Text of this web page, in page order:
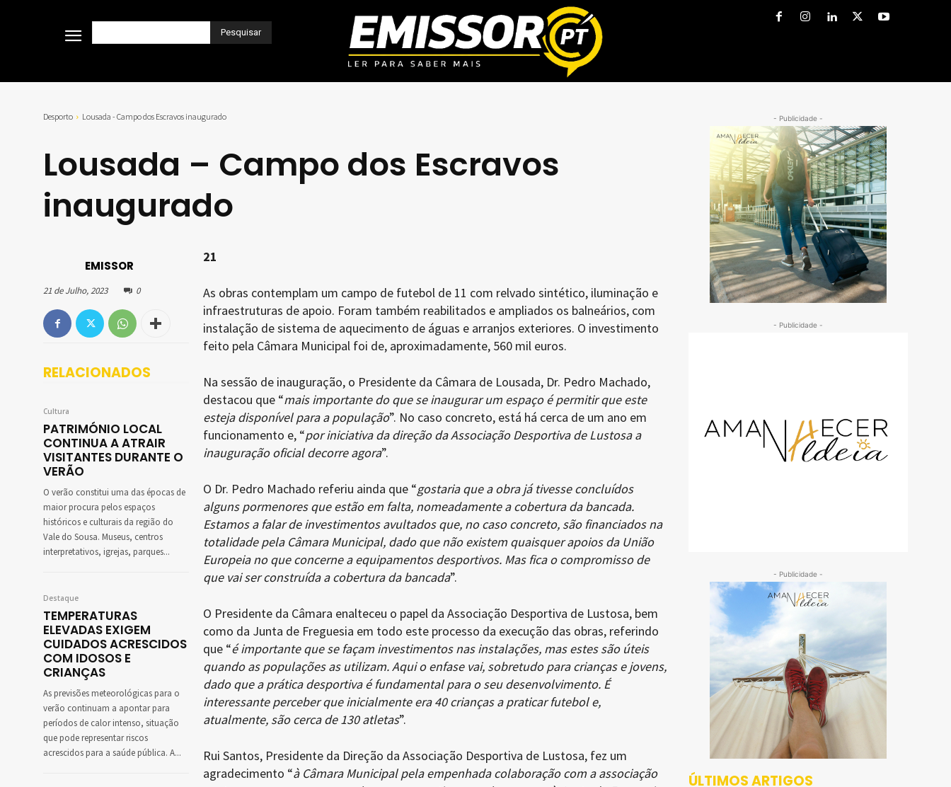
Pesquisar
Desporto Lousada - Campo dos Escravos inaugurado
Lousada – Campo dos Escravos
inaugurado
EMISSOR
21 de Julho, 2023 0
RELACIONADOS
Cultura
PATRIMÓNIO LOCAL
CONTINUA A ATRAIR
VISITANTES DURANTE O
VERÃO
O verão constitui uma das épocas de
maior procura pelos espaços
históricos e culturais da região do
Vale do Sousa. Museus, centros
interpretativos, igrejas, parques...
Destaque
TEMPERATURAS
ELEVADAS EXIGEM
CUIDADOS ACRESCIDOS
COM IDOSOS E
CRIANÇAS
As previsões meteorológicas para o
verão continuam a apontar para
períodos de calor intenso, situação
que pode representar riscos
acrescidos para a saúde pública. A...
21
As obras contemplam um campo de futebol de 11 com relvado sintético, iluminação e
infraestruturas de apoio. Foram também reabilitados e ampliados os balneários, com
instalação de sistema de aquecimento de águas e arranjos exteriores. O investimento
feito pela Câmara Municipal foi de, aproximadamente, 560 mil euros.
Na sessão de inauguração, o Presidente da Câmara de Lousada, Dr. Pedro Machado,
destacou que “mais importante do que se inaugurar um espaço é permitir que este
esteja disponível para a população”. No caso concreto, está há cerca de um ano em
funcionamento e, “por iniciativa da direção da Associação Desportiva de Lustosa a
inauguração oficial decorre agora”.
O Dr. Pedro Machado referiu ainda que “gostaria que a obra já tivesse concluídos
alguns pormenores que estão em falta, nomeadamente a cobertura da bancada.
Estamos a falar de investimentos avultados que, no caso concreto, são financiados na
totalidade pela Câmara Municipal, dado que não existem quaisquer apoios da União
Europeia no que concerne a equipamentos desportivos. Mas fica o compromisso de
que vai ser construída a cobertura da bancada”.
O Presidente da Câmara enalteceu o papel da Associação Desportiva de Lustosa, bem
como da Junta de Freguesia em todo este processo da execução das obras, referindo
que “é importante que se façam investimentos nas instalações, mas estes são úteis
quando as populações as utilizam. Aqui o enfase vai, sobretudo para crianças e jovens,
dado que a prática desportiva é fundamental para o seu desenvolvimento. É
interessante perceber que inicialmente era 40 crianças a praticar futebol e,
atualmente, são cerca de 130 atletas”.
Rui Santos, Presidente da Direção da Associação Desportiva de Lustosa, fez um
agradecimento “à Câmara Municipal pela empenhada colaboração com a associação
- Publicidade -
- Publicidade -
- Publicidade -
ÚLTIMOS ARTIGOS